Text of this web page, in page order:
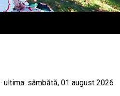
· ultima: sâmbătă, 01 august 2026